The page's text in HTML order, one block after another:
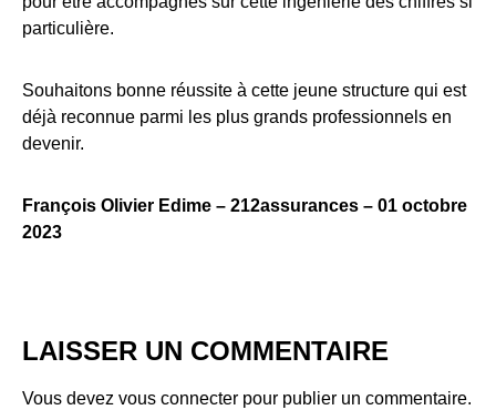
particulière.
Souhaitons bonne réussite à cette jeune structure qui est
déjà reconnue parmi les plus grands professionnels en
devenir.
François Olivier Edime – 212assurances – 01 octobre
2023
LAISSER UN COMMENTAIRE
Vous devez vous connecter pour publier un commentaire.